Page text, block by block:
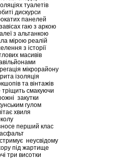
туалетів
дискурси
панелей
гаю з аркою
з альтанкою
мірою реалій
з історії
масивів
мікрорайону
ізоляція
та вінтажів
тріщить смакуючи
закутки
гулом
хвиля
перший клас
неусвідому
під жартище
три висотки